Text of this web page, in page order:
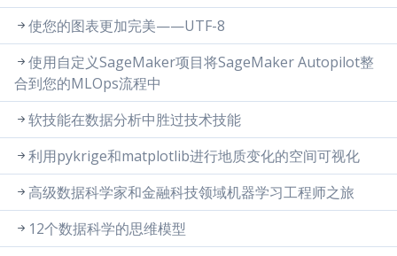
使您的图表更加完美——UTF-8
使用自定义SageMaker项目将SageMaker Autopilot整
合到您的MLOps流程中
软技能在数据分析中胜过技术技能
利用pykrige和matplotlib进行地质变化的空间可视化
高级数据科学家和金融科技领域机器学习工程师之旅
12个数据科学的思维模型